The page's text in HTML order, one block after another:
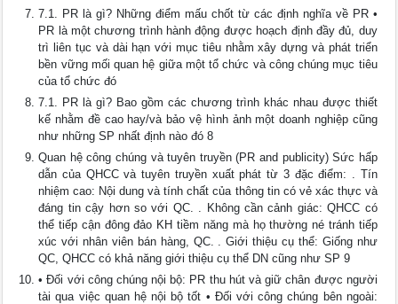
7.1. PR là gì? Những điểm mấu chốt từ các định nghĩa về PR •
PR là một chương trình hành động được hoạch định đầy đủ, duy
trì liên tục và dài hạn với mục tiêu nhằm xây dựng và phát triển
bền vững mối quan hệ giữa một tổ chức và công chúng mục tiêu
của tổ chức đó
7.1. PR là gì? Bao gồm các chương trình khác nhau được thiết
kế nhằm đề cao hay/và bảo vệ hình ảnh một doanh nghiệp cũng
như những SP nhất định nào đó 8
Quan hệ công chúng và tuyên truyền (PR and publicity) Sức hấp
dẫn của QHCC và tuyên truyền xuất phát từ 3 đặc điểm: . Tín
nhiệm cao: Nội dung và tính chất của thông tin có vẻ xác thực và
đáng tin cậy hơn so với QC. . Không cần cảnh giác: QHCC có
thể tiếp cận đông đảo KH tiềm năng mà họ thường né tránh tiếp
xúc với nhân viên bán hàng, QC. . Giới thiệu cụ thể: Giống như
QC, QHCC có khả năng giới thiệu cụ thể DN cũng như SP 9
• Đối với công chúng nội bộ: PR thu hút và giữ chân được người
tài qua việc quan hệ nội bộ tốt • Đối với công chúng bên ngoài: